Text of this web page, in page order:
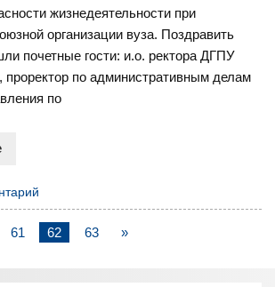
жизнедеятельности при
организации вуза. Поздравить
почетные гости: и.о. ректора ДГПУ
по административным делам
по
61 62 63 »